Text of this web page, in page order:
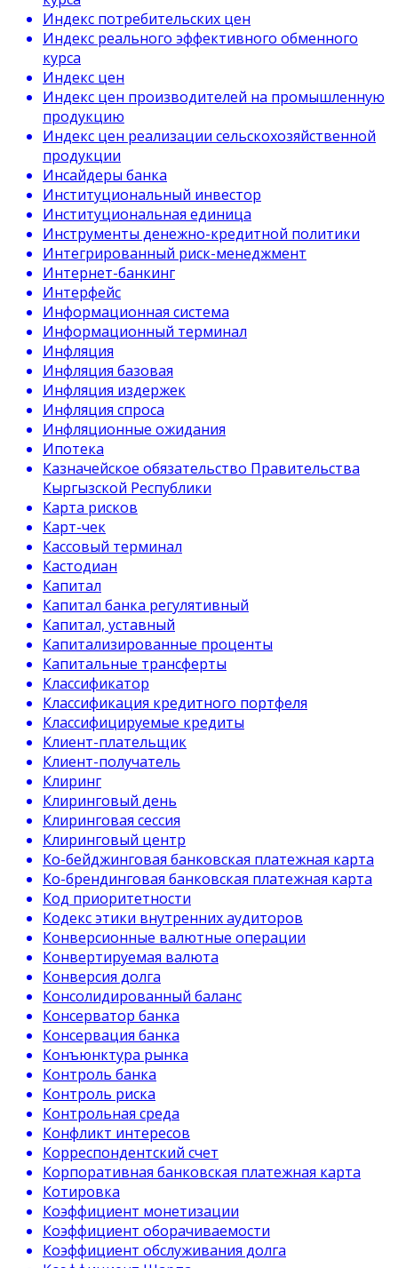
Индекс потребительских цен
Индекс реального эффективного обменного
курса
Индекс цен
Индекс цен производителей на промышленную
продукцию
Индекс цен реализации сельскохозяйственной
продукции
Инсайдеры банка
Институциональный инвестор
Институциональная единица
Инструменты денежно-кредитной политики
Интегрированный риск-менеджмент
Интернет-банкинг
Интерфейс
Информационная система
Информационный терминал
Инфляция
Инфляция базовая
Инфляция издержек
Инфляция спроса
Инфляционные ожидания
Ипотека
Казначейское обязательство Правительства
Кыргызской Республики
Карта рисков
Карт-чек
Кассовый терминал
Кастодиан
Капитал
Капитал банка регулятивный
Капитал, уставный
Капитализированные проценты
Капитальные трансферты
Классификатор
Классификация кредитного портфеля
Классифицируемые кредиты
Клиент-плательщик
Клиент-получатель
Клиринг
Клиринговый день
Клиринговая сессия
Клиринговый центр
Ко-бейджинговая банковская платежная карта
Ко-брендинговая банковская платежная карта
Код приоритетности
Кодекс этики внутренних аудиторов
Конверсионные валютные операции
Конвертируемая валюта
Конверсия долга
Консолидированный баланс
Консерватор банка
Консервация банка
Конъюнктура рынка
Контроль банка
Контроль риска
Контрольная среда
Конфликт интересов
Корреспондентский счет
Корпоративная банковская платежная карта
Котировка
Коэффициент монетизации
Коэффициент оборачиваемости
Коэффициент обслуживания долга